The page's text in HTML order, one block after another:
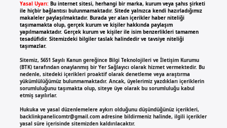
Yasal Uyarı: Bu internet sitesi, herhangi bir marka, kurum veya şahıs şirketi
ile hiçbir bağlantısı bulunmamaktadır. Sitede yalnızca kendi hazırladığımız
makaleler paylaşılmaktadır. Burada yer alan içerikler haber niteliği
taşımamakta olup, gerçek kurum ve kişiler hakkında paylaşım
yapılmamaktadır. Gerçek kurum ve kişiler ile isim benzerlikleri tamamen
tesadüfidir. Sitemizdeki bilgiler taslak halindedir ve tavsiye niteliği
taşımazlar.
Sitemiz, 5651 Sayılı Kanun gereğince Bilgi Teknolojileri ve İletişim Kurumu
(BTK) tarafından onaylanmış bir Yer Sağlayıcı olarak hizmet vermektedir. Bu
nedenle, sitedeki içerikleri proaktif olarak denetleme veya araştırma
yükümlülüğümüz bulunmamaktadır. Ancak, üyelerimiz yazdıkları içeriklerin
sorumluluğunu taşımakta olup, siteye üye olarak bu sorumluluğu kabul
etmiş sayılırlar.
Hukuka ve yasal düzenlemelere aykırı olduğunu düşündüğünüz içerikleri,
backlinkpanelicomtr@gmail.comadresine bildirmeniz halinde, ilgili içerikler
yasal süre içerisinde sitemizden kaldırılacaktır.